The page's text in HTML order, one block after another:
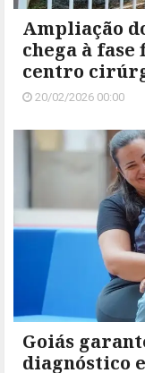
Ampliação
chega à
centro
20/02/2026 00:00
Goiás
diagnóstico